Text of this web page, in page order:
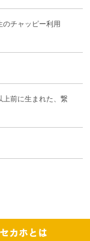
のチャッピー利用
上前に生まれた、繋
セカホとは